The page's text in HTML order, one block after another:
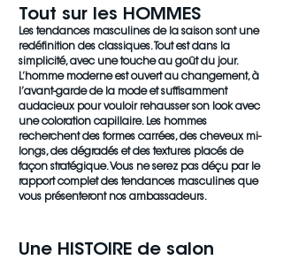
Tout sur les HOMMES
Les tendances masculines de la saison sont une
redéfinition des classiques. Tout est dans la
simplicité, avec une touche au goût du jour.
L’homme moderne est ouvert au changement, à
l’avant-garde de la mode et suffisamment
audacieux pour vouloir rehausser son look avec
une coloration capillaire. Les hommes
recherchent des formes carrées, des cheveux mi-
longs, des dégradés et des textures placés de
façon stratégique. Vous ne serez pas déçu par le
rapport complet des tendances masculines que
vous présenteront nos ambassadeurs.
Une HISTOIRE de salon